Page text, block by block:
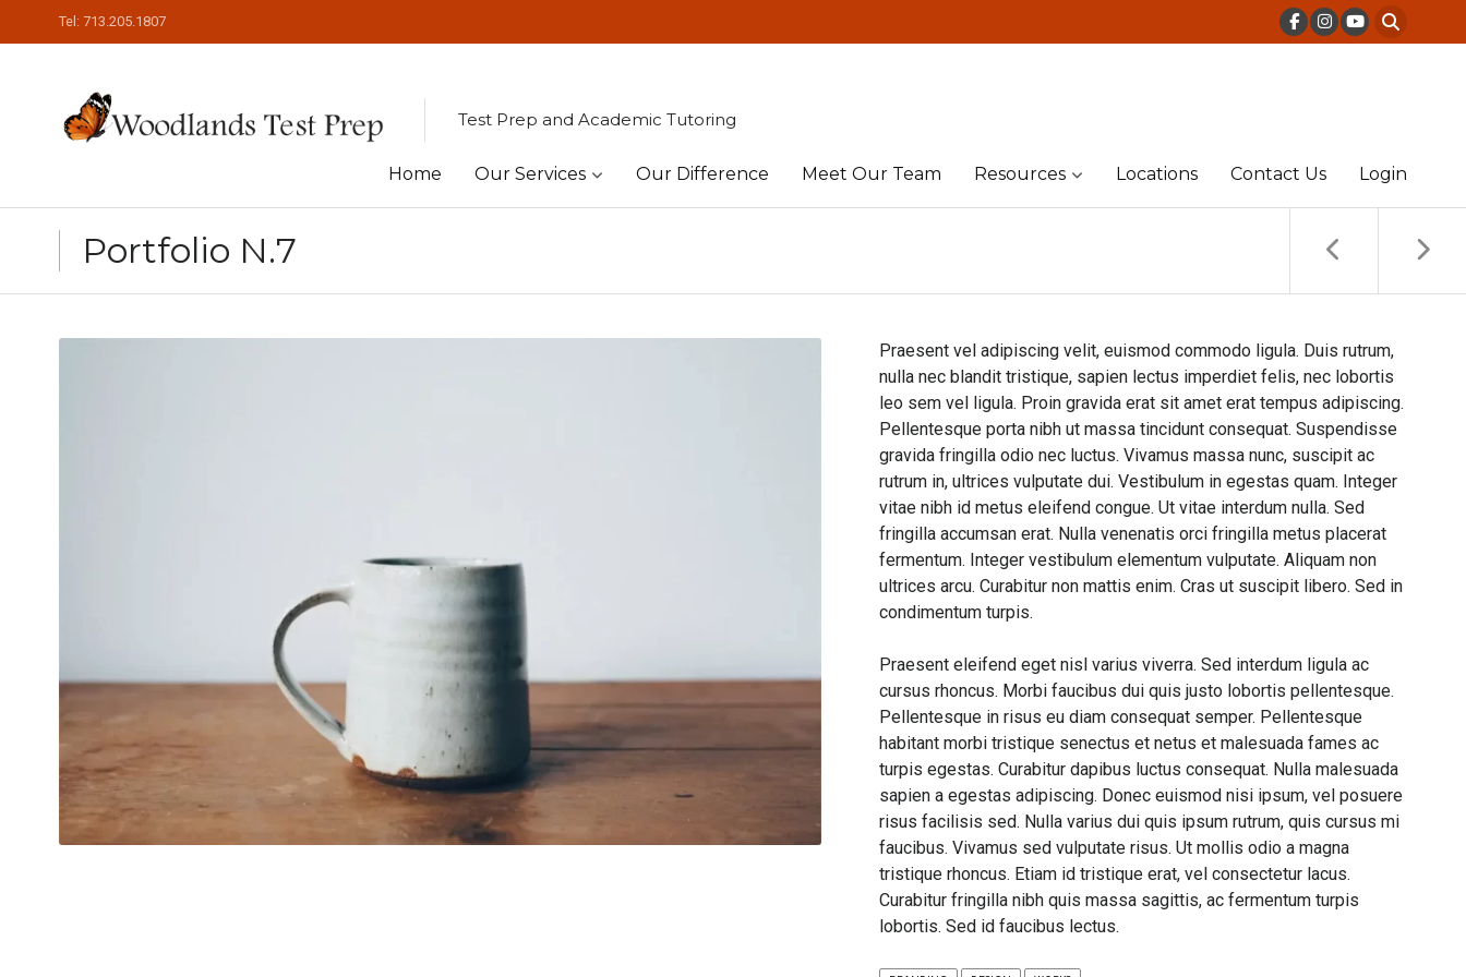
Tel: 713.205.1807
Test Prep and Academic Tutoring
Home Our Services Our Difference Meet Our Team Resources Locations Contact Us Login
Portfolio N.7
Praesent vel adipiscing velit, euismod commodo ligula. Duis rutrum,
nulla nec blandit tristique, sapien lectus imperdiet felis, nec lobortis
leo sem vel ligula. Proin gravida erat sit amet erat tempus adipiscing.
Pellentesque porta nibh ut massa tincidunt consequat. Suspendisse
gravida fringilla odio nec luctus. Vivamus massa nunc, suscipit ac
rutrum in, ultrices vulputate dui. Vestibulum in egestas quam. Integer
vitae nibh id metus eleifend congue. Ut vitae interdum nulla. Sed
fringilla accumsan erat. Nulla venenatis orci fringilla metus placerat
fermentum. Integer vestibulum elementum vulputate. Aliquam non
ultrices arcu. Curabitur non mattis enim. Cras ut suscipit libero. Sed in
condimentum turpis.
Praesent eleifend eget nisl varius viverra. Sed interdum ligula ac
cursus rhoncus. Morbi faucibus dui quis justo lobortis pellentesque.
Pellentesque in risus eu diam consequat semper. Pellentesque
habitant morbi tristique senectus et netus et malesuada fames ac
turpis egestas. Curabitur dapibus luctus consequat. Nulla malesuada
sapien a egestas adipiscing. Donec euismod nisi ipsum, vel posuere
risus facilisis sed. Nulla varius dui quis ipsum rutrum, quis cursus mi
faucibus. Vivamus sed vulputate risus. Ut mollis odio a magna
tristique rhoncus. Etiam id tristique erat, vel consectetur lacus.
Curabitur fringilla nibh quis massa sagittis, ac fermentum turpis
lobortis. Sed id faucibus lectus.